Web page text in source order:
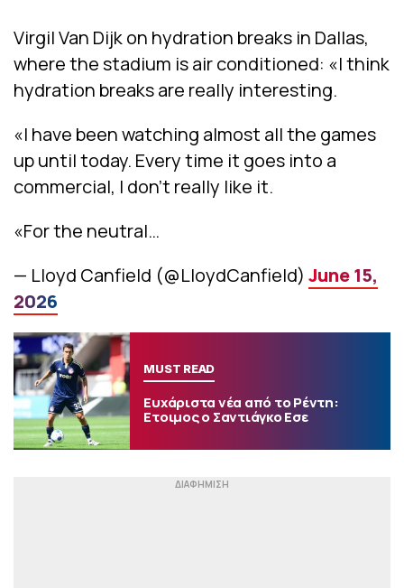
Virgil Van Dijk on hydration breaks in Dallas,
where the stadium is air conditioned: «I think
hydration breaks are really interesting.
«I have been watching almost all the games
up until today. Every time it goes into a
commercial, I don’t really like it.
«For the neutral…
— Lloyd Canfield (@LloydCanfield) June 15,
2026
MUST READ
Ευχάριστα νέα από το Ρέντη:
Ετοιμος ο Σαντιάγκο Εσε